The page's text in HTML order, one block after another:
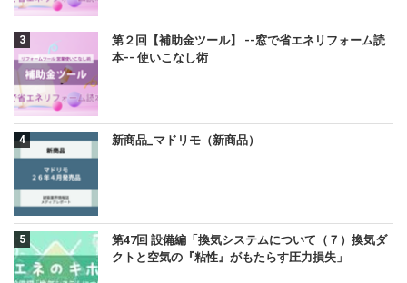
第２回【補助金ツール】 --窓で省エネリフォーム読
本-- 使いこなし術
新商品_マドリモ（新商品）
第47回 設備編「換気システムについて（７）換気ダ
クトと空気の『粘性』がもたらす圧力損失」